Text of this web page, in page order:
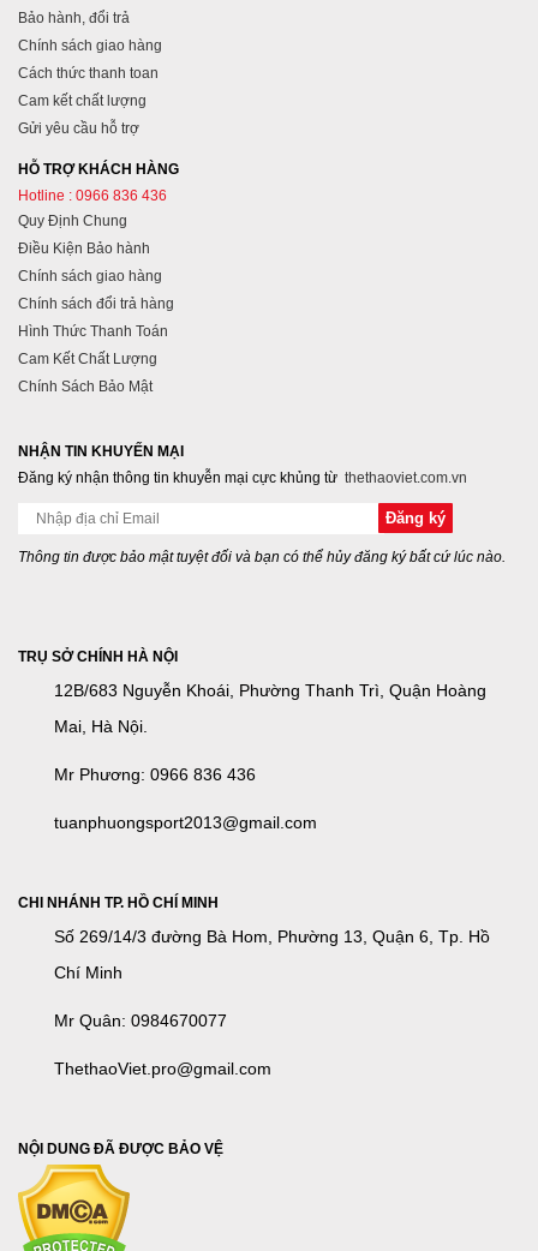
Bảo hành, đổi trả
Chính sách giao hàng
Cách thức thanh toan
Cam kết chất lượng
Gửi yêu cầu hỗ trợ
HỖ TRỢ KHÁCH HÀNG
Hotline : 0966 836 436
Quy Định Chung
Điều Kiện Bảo hành
Chính sách giao hàng
Chính sách đổi trả hàng
Hình Thức Thanh Toán
Cam Kết Chất Lượng
Chính Sách Bảo Mật
NHẬN TIN KHUYẾN MẠI
Đăng ký nhận thông tin khuyễn mại cực khủng từ thethaoviet.com.vn
Thông tin được bảo mật tuyệt đối và bạn có thể hủy đăng ký bất cứ lúc nào.
TRỤ SỞ CHÍNH HÀ NỘI
12B/683 Nguyễn Khoái, Phường Thanh Trì, Quận Hoàng
Mai, Hà Nội.
Mr Phương: 0966 836 436
tuanphuongsport2013@gmail.com
CHI NHÁNH TP. HỒ CHÍ MINH
Số 269/14/3 đường Bà Hom, Phường 13, Quận 6, Tp. Hồ
Chí Minh
Mr Quân: 0984670077
ThethaoViet.pro@gmail.com
NỘI DUNG ĐÃ ĐƯỢC BẢO VỆ